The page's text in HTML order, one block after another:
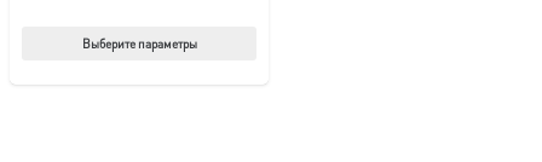
Выберите параметры